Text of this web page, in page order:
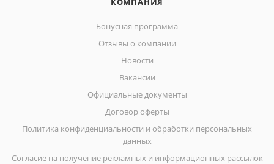
Бонусная программа
Отзывы о компании
Новости
Вакансии
Официальные документы
Договор оферты
Политика конфиденциальности и обработки персональных
данных
Согласие на получение рекламных и информационных рассылок